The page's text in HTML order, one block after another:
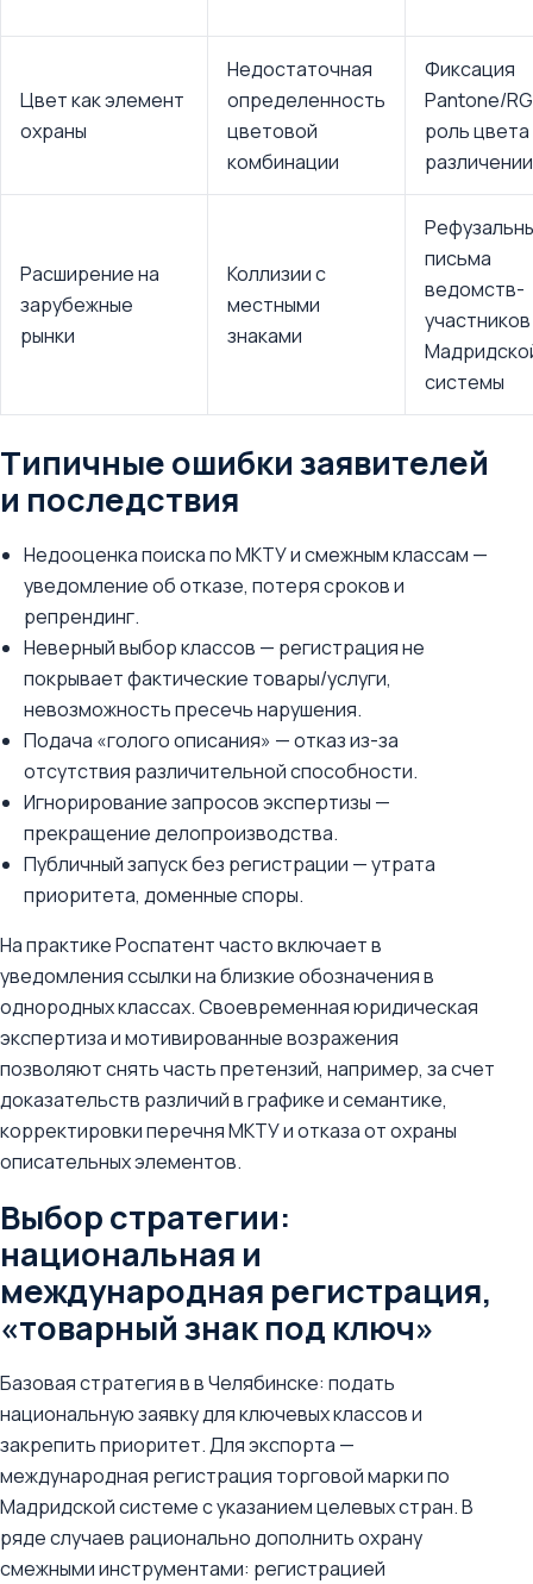
Цвет как элемент
охраны
Недостаточная
определенность
цветовой
комбинации
Фиксация
Pantone/
роль цвета
различении
Расширение на
зарубежные
рынки
Коллизии с
местными
знаками
письма
ведомств-
участников
системы
Типичные ошибки заявителей
и последствия
Недооценка поиска по МКТУ и смежным классам —
уведомление об отказе, потеря сроков и
репрендинг.
Неверный выбор классов — регистрация не
покрывает фактические товары/услуги,
невозможность пресечь нарушения.
Подача «голого описания» — отказ из-за
отсутствия различительной способности.
Игнорирование запросов экспертизы —
прекращение делопроизводства.
Публичный запуск без регистрации — утрата
приоритета, доменные споры.
На практике Роспатент часто включает в
уведомления ссылки на близкие обозначения в
однородных классах. Своевременная юридическая
экспертиза и мотивированные возражения
позволяют снять часть претензий, например, за счет
доказательств различий в графике и семантике,
корректировки перечня МКТУ и отказа от охраны
описательных элементов.
Выбор стратегии:
национальная и
международная регистрация,
«товарный знак под ключ»
Базовая стратегия в в Челябинске: подать
национальную заявку для ключевых классов и
закрепить приоритет. Для экспорта —
международная регистрация торговой марки по
Мадридской системе с указанием целевых стран. В
ряде случаев рационально дополнить охрану
смежными инструментами: регистрацией